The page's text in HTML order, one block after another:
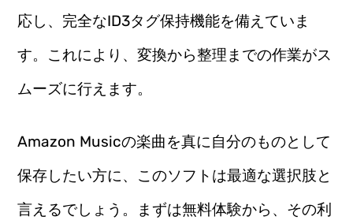
応し、完全なID3タグ保持機能を備えていま
す。これにより、変換から整理までの作業がス
ムーズに行えます。
Amazon Musicの楽曲を真に自分のものとして
保存したい方に、このソフトは最適な選択肢と
言えるでしょう。まずは無料体験から、その利